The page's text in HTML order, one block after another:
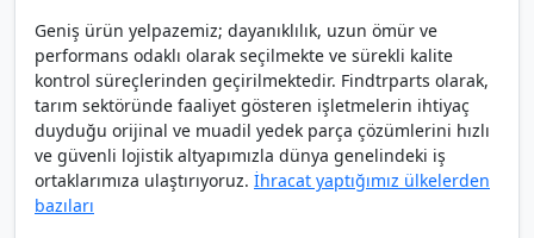
Geniş ürün yelpazemiz; dayanıklılık, uzun ömür ve
performans odaklı olarak seçilmekte ve sürekli kalite
kontrol süreçlerinden geçirilmektedir. Findtrparts olarak,
tarım sektöründe faaliyet gösteren işletmelerin ihtiyaç
duyduğu orijinal ve muadil yedek parça çözümlerini hızlı
ve güvenli lojistik altyapımızla dünya genelindeki iş
ortaklarımıza ulaştırıyoruz. İhracat yaptığımız ülkelerden
bazıları